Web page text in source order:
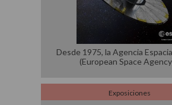
Desde 1975, la Agencia
(European Space
Exposiciones